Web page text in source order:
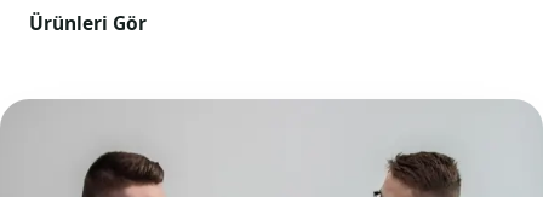
Ürünleri Gör